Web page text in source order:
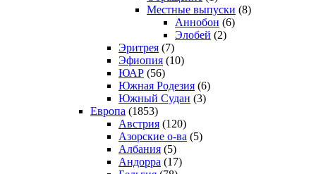
Местные выпуски (8)
Аннобон (6)
Элобей (2)
Эритрея (7)
Эфиопия (10)
ЮАР (56)
Южная Родезия (6)
Южный Судан (3)
Европа (1853)
Австрия (120)
Азорские о-ва (5)
Албания (5)
Андорра (17)